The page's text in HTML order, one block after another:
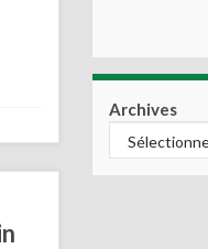
Archives